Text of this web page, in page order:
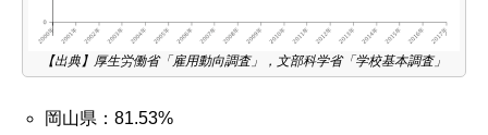
【出典】厚生労働省「雇用動向調査」，文部科学省「学校基本調査」
岡山県：81.53%